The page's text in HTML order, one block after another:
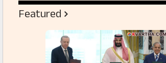
Featured